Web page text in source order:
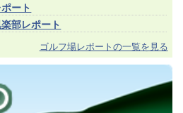
ート
部レポート
ゴルフ場レポートの一覧を見る